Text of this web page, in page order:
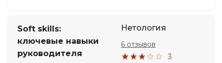
Soft skills:
ключевые навыки
руководителя
Нетология
3
6 отзывов